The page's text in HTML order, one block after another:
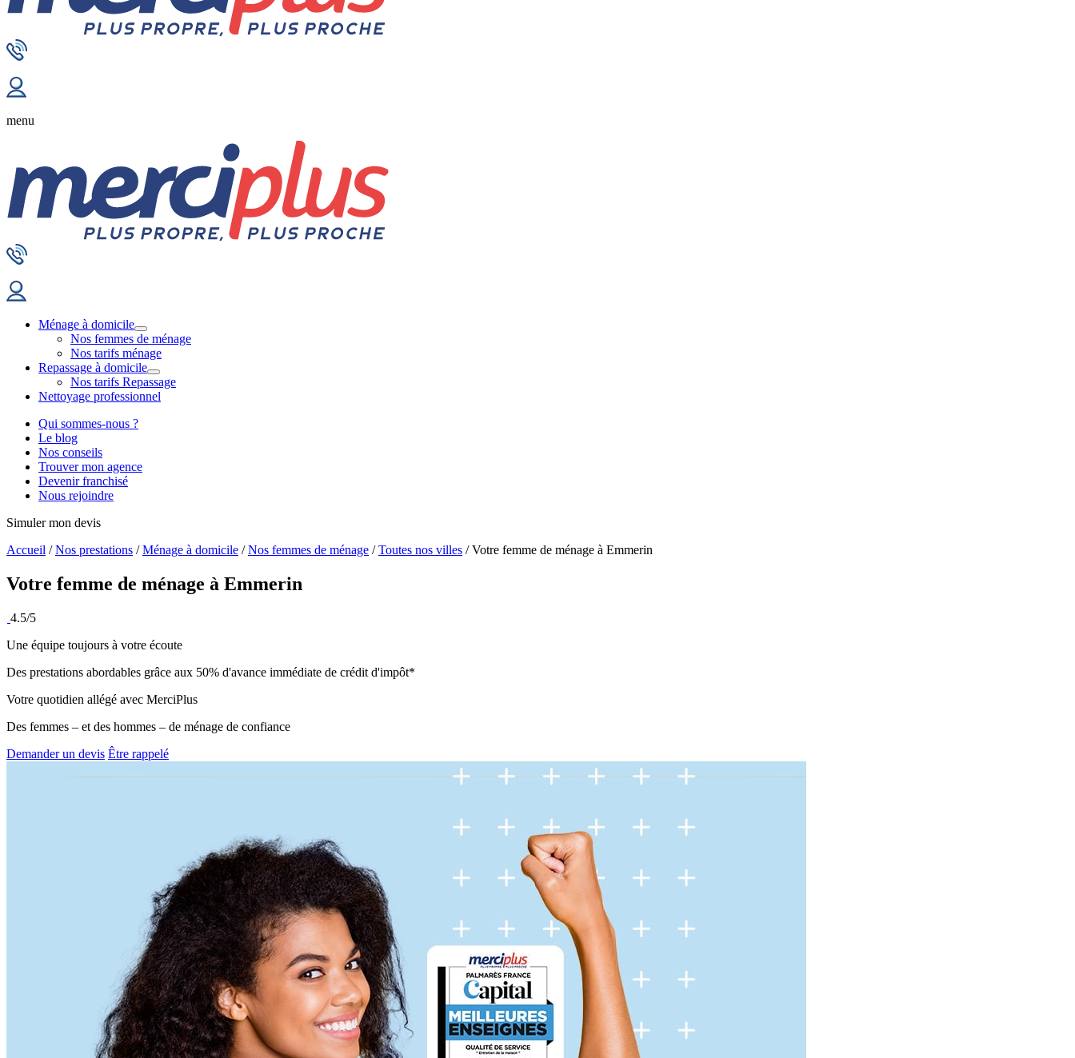
menu
Ménage à domicile
Nos femmes de ménage
Nos tarifs ménage
Repassage à domicile
Nos tarifs Repassage
Nettoyage professionnel
Qui sommes-nous ?
Le blog
Nos conseils
Trouver mon agence
Devenir franchisé
Nous rejoindre
Simuler mon devis
Accueil /Nos prestations /Ménage à domicile /Nos femmes de ménage /Toutes nos villes /Votre femme de ménage à Emmerin
Votre femme de ménage à Emmerin
4.5/5
Une équipe toujours à votre écoute
Des prestations abordables grâce aux 50% d'avance immédiate de crédit d'impôt*
Votre quotidien allégé avec MerciPlus
Des femmes – et des hommes – de ménage de confiance
Demander un devis Être rappelé